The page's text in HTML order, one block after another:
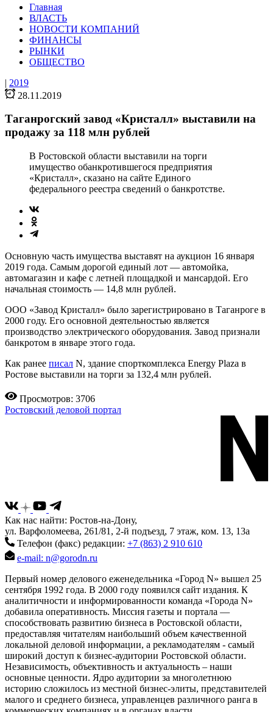
Главная
ВЛАСТЬ
НОВОСТИ КОМПАНИЙ
ФИНАНСЫ
РЫНКИ
ОБЩЕСТВО
| 2019
28.11.2019
Таганрогский завод «Кристалл» выставили на
продажу за 118 млн рублей
В Ростовской области выставили на торги
имущество обанкротившегося предприятия
«Кристалл», сказано на сайте Единого
федерального реестра сведений о банкротстве.
Основную часть имущества выставят на аукцион 16 января
2019 года. Самым дорогой единый лот — автомойка,
автомагазин и кафе с летней площадкой и мансардой. Его
начальная стоимость — 14,8 млн рублей.
ООО «Завод Кристалл» было зарегистрировано в Таганроге в
2000 году. Его основной деятельностью является
производство электрического оборудования. Завод признали
банкротом в январе этого года.
Как ранее писал N, здание спорткомплекса Energy Plaza в
Ростове выставили на торги за 132,4 млн рублей.
Просмотров: 3706
Ростовский деловой портал
Как нас найти: Ростов-на-Дону,
ул. Варфоломеева, 261/81, 2-й подъезд, 7 этаж, ком. 13, 13а
Телефон (факс) редакции: +7 (863) 2 910 610
e-mail: n@gorodn.ru
Первый номер делового еженедельника «Город N» вышел 25
сентября 1992 года. В 2000 году появился сайт издания. К
аналитичности и информированности команда «Города N»
добавила оперативность. Миссия газеты и портала —
способствовать развитию бизнеса в Ростовской области,
предоставляя читателям наибольший объем качественной
локальной деловой информации, а рекламодателям - самый
широкий доступ к бизнес-аудитории Ростовской области.
Независимость, объективность и актуальность – наши
основные ценности. Ядро аудитории за многолетнюю
историю сложилось из местной бизнес-элиты, представителей
малого и среднего бизнеса, управленцев различного ранга в